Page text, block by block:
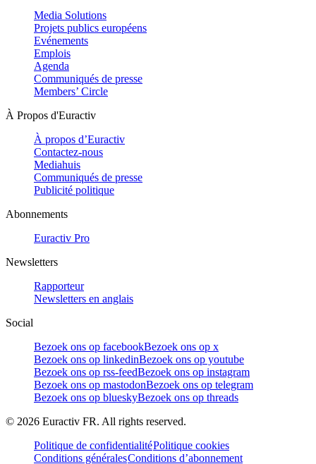
Media Solutions
Projets publics européens
Evénements
Emplois
Agenda
Communiqués de presse
Members’ Circle
À Propos d'Euractiv
À propos d’Euractiv
Contactez-nous
Mediahuis
Communiqués de presse
Publicité politique
Abonnements
Euractiv Pro
Newsletters
Rapporteur
Newsletters en anglais
Social
Bezoek ons op facebookBezoek ons op x
Bezoek ons op linkedinBezoek ons op youtube
Bezoek ons op rss-feedBezoek ons op instagram
Bezoek ons op mastodonBezoek ons op telegram
Bezoek ons op blueskyBezoek ons op threads
© 2026 Euractiv FR. All rights reserved.
Politique de confidentialitéPolitique cookies
Conditions généralesConditions d’abonnement